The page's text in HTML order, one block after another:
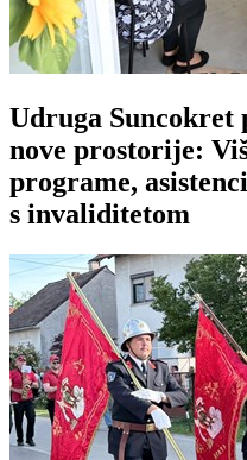
Udruga Suncokret
nove prostorije:
programe,
s invaliditetom